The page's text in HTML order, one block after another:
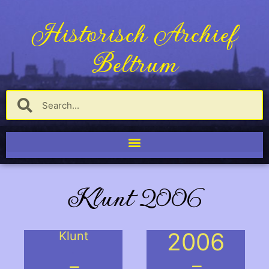
Historisch Archief
Beltrum
Klunt 2006
Klunt
2006